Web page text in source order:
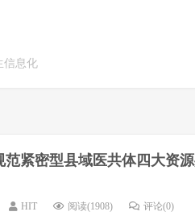
信息化
范紧密型县域医共体四大资
HIT 阅读(1908) 评论(0)